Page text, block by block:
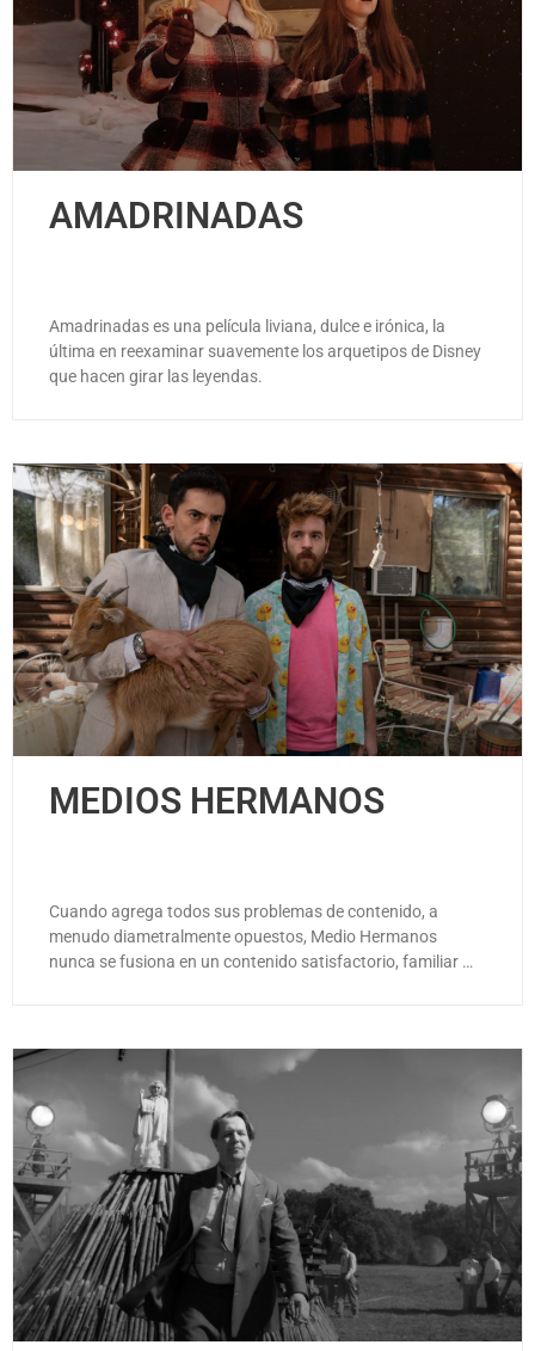
AMADRINADAS
Amadrinadas es una película liviana, dulce e irónica, la
última en reexaminar suavemente los arquetipos de Disney
que hacen girar las leyendas.
MEDIOS HERMANOS
Cuando agrega todos sus problemas de contenido, a
menudo diametralmente opuestos, Medio Hermanos
nunca se fusiona en un contenido satisfactorio, familiar …